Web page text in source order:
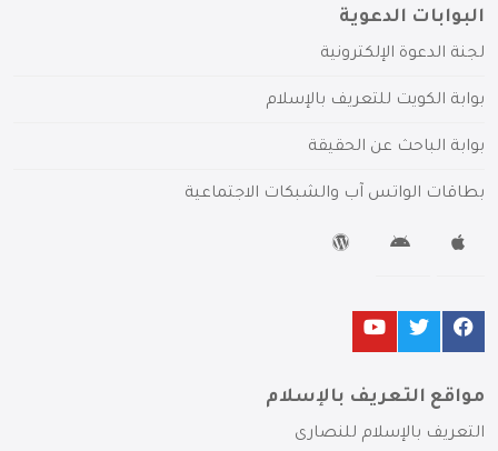
البوابات الدعوية
لجنة الدعوة الإلكترونية
بوابة الكويت للتعريف بالإسلام
بوابة الباحث عن الحقيقة
بطاقات الواتس آب والشبكات الاجتماعية
مواقع التعريف بالإسلام
التعريف بالإسلام للنصارى